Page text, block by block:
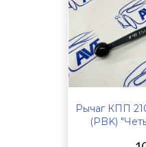
Рычаг КПП
(PBK)